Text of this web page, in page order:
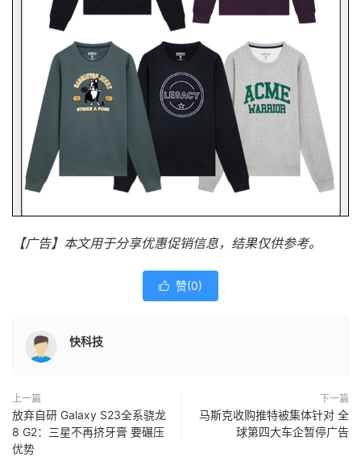
【广告】本文用于分享优惠促销信息，结果仅供参考。
 赞(0)
快科技
上一篇
放弃自研 Galaxy S23全系骁龙
8 G2：三星不再挤牙膏 要碾压
优势
下一篇
马斯克收购推特被集体针对 全
球第四大车企暂停广告